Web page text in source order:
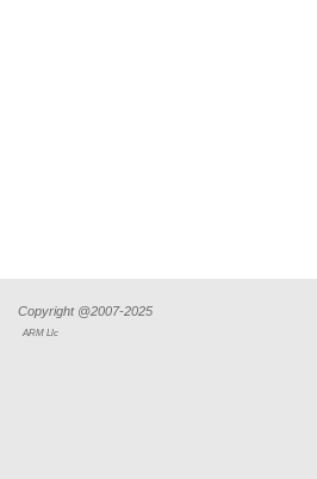
Copyright @2007-2025
ARM Llc